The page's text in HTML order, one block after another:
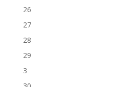
26
27
28
29
3